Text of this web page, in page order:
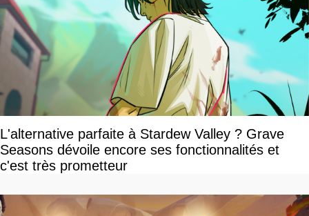
L'alternative parfaite à Stardew Valley ? Grave
Seasons dévoile encore ses fonctionnalités et
c'est très prometteur